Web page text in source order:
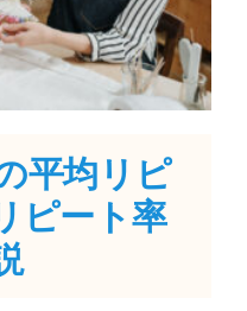
平均リピ
ピート率